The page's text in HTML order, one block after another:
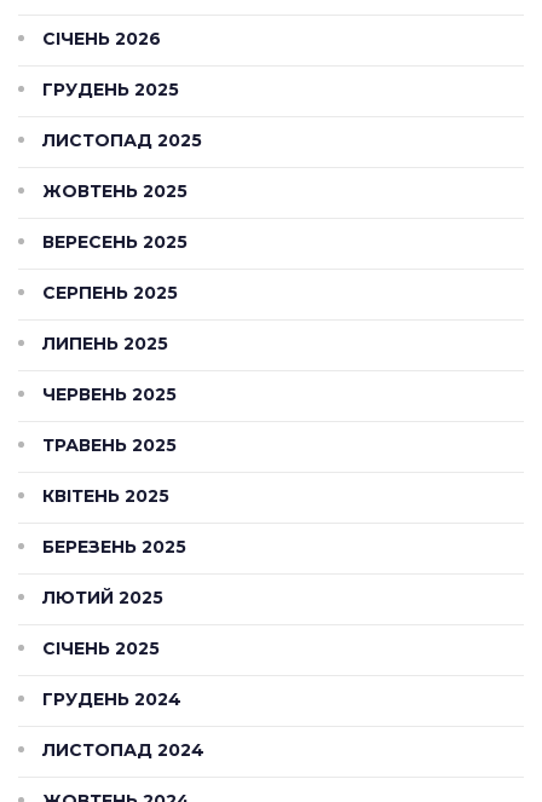
СІЧЕНЬ 2026
ГРУДЕНЬ 2025
ЛИСТОПАД 2025
ЖОВТЕНЬ 2025
ВЕРЕСЕНЬ 2025
СЕРПЕНЬ 2025
ЛИПЕНЬ 2025
ЧЕРВЕНЬ 2025
ТРАВЕНЬ 2025
КВІТЕНЬ 2025
БЕРЕЗЕНЬ 2025
ЛЮТИЙ 2025
СІЧЕНЬ 2025
ГРУДЕНЬ 2024
ЛИСТОПАД 2024